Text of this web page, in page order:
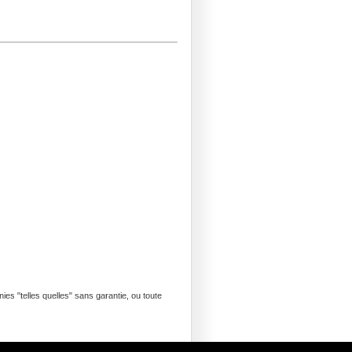
"telles quelles" sans garantie, ou toute